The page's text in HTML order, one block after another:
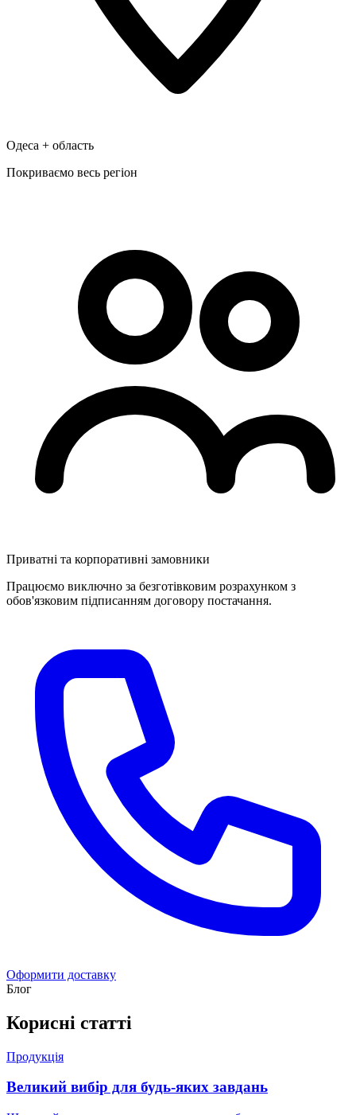
Одеса + область
Покриваємо весь регіон
Приватні та корпоративні замовники
Працюємо виключно за безготівковим розрахунком з
обов'язковим підписанням договору постачання.
Оформити доставку
Блог
Корисні статті
Продукція
Великий вибір для будь-яких завдань